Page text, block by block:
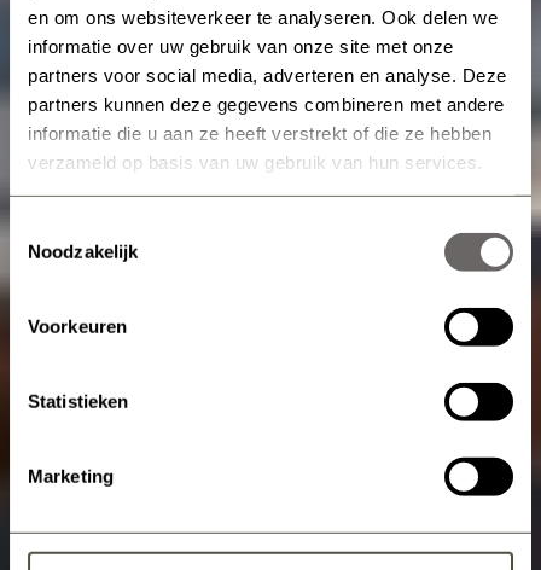
en om ons websiteverkeer te analyseren. Ook delen we
informatie over uw gebruik van onze site met onze
partners voor social media, adverteren en analyse. Deze
partners kunnen deze gegevens combineren met andere
informatie die u aan ze heeft verstrekt of die ze hebben
verzameld op basis van uw gebruik van hun services.
Toestemmingsselectie
Noodzakelijk
Voorkeuren
Statistieken
Marketing